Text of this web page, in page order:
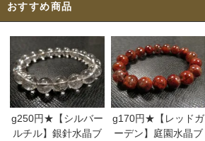
おすすめ商品
g250円★【シルバー
ルチル】銀針水晶ブ
g170円★【レッドガ
ーデン】庭園水晶ブ